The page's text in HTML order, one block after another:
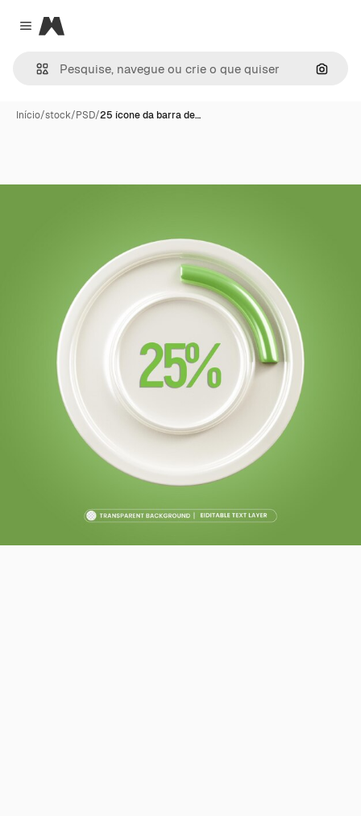
Close menu
Magnific
Início/stock/PSD/25 ícone da barra de…